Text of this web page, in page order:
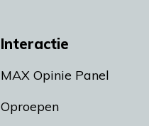
Interactie
MAX Opinie Panel
Oproepen